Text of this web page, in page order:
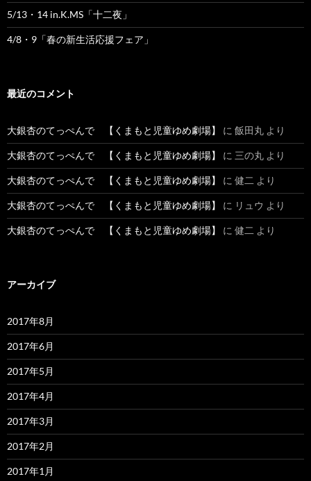
5/13・14 in.K.MS「十二夜」
4/8・9「春の新生活応援フェア」
最近のコメント
大銀杏のてっぺんで 【くまもと児童ゆめ劇場】 に 飯田丸 より
大銀杏のてっぺんで 【くまもと児童ゆめ劇場】 に 三の丸 より
大銀杏のてっぺんで 【くまもと児童ゆめ劇場】 に 健二 より
大銀杏のてっぺんで 【くまもと児童ゆめ劇場】 に リュウ より
大銀杏のてっぺんで 【くまもと児童ゆめ劇場】 に 健二 より
アーカイブ
2017年8月
2017年6月
2017年5月
2017年4月
2017年3月
2017年2月
2017年1月